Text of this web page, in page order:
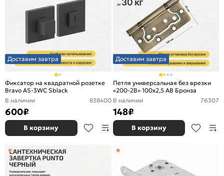
Доставим завтра
Фиксатор на квадратной розетке
Bravo AS-3WC Sblack
В наличии
838400
600₽
В корзину
Доставим завтра
Петля универсальная без врезки
«200-2B» 100x2,5 AB Бронза
В наличии
76307
148₽
В корзину